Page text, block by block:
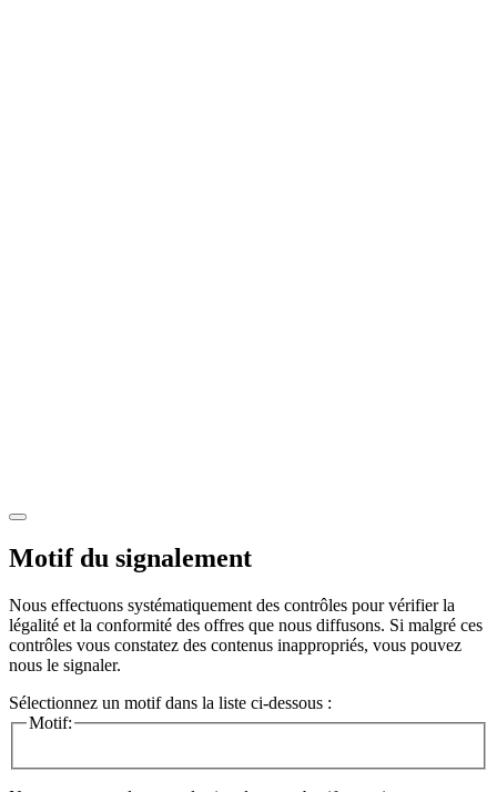
Motif du signalement
Nous effectuons systématiquement des contrôles pour vérifier la
légalité et la conformité des offres que nous diffusons. Si malgré ces
contrôles vous constatez des contenus inappropriés, vous pouvez
nous le signaler.
Sélectionnez un motif dans la liste ci-dessous :
Motif: